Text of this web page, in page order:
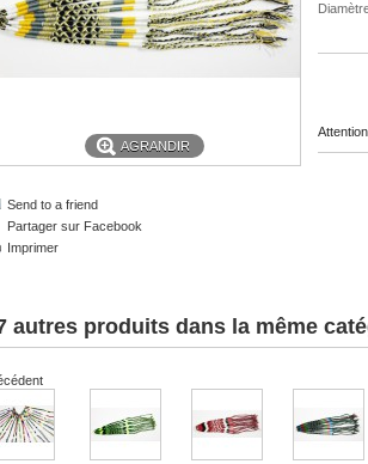
AGRANDIR
Send to a friend
Partager sur Facebook
Imprimer
autres produits dans la même